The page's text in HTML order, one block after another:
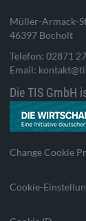
Müller-Armack-
46397 Bocholt
Telefon: 02871
Email:
Die TIS GmbH
Change Cookie
Cookie-